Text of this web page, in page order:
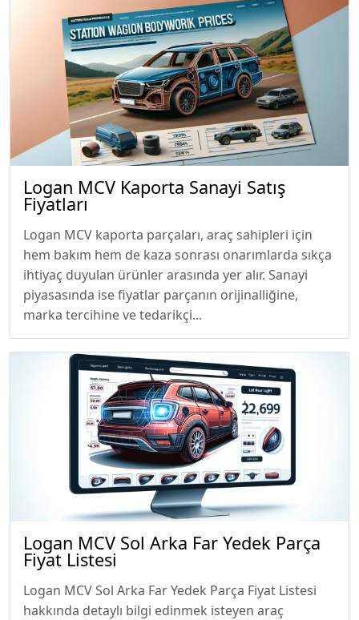
Logan MCV Kaporta Sanayi Satış
Fiyatları
Logan MCV kaporta parçaları, araç sahipleri için
hem bakım hem de kaza sonrası onarımlarda sıkça
ihtiyaç duyulan ürünler arasında yer alır. Sanayi
piyasasında ise fiyatlar parçanın orijinalliğine,
marka tercihine ve tedarikçi...
Logan MCV Sol Arka Far Yedek Parça
Fiyat Listesi
Logan MCV Sol Arka Far Yedek Parça Fiyat Listesi
hakkında detaylı bilgi edinmek isteyen araç